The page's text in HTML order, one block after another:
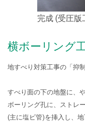
完成 (受圧版
横ボーリング
地すべり対策工事の「抑
すべり面の下の地盤に、
ボーリング孔に、ストレ
(主に塩ビ管)を挿入し、